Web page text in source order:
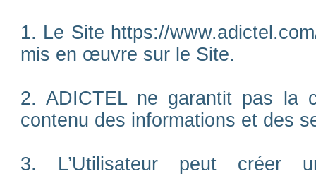
1. Le Site https://
mis en œuvre sur le Site.
2. ADICTEL ne garantit pas la
contenu des informations et des
3. L’Utilisateur peut créer